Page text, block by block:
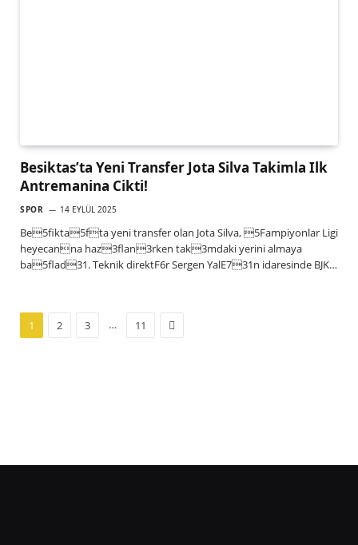
Besiktas’ta Yeni Transfer Jota Silva Takimla Ilk
Antremanina Cikti!
SPOR 14 EYLÜL 2025
Be5fikta5fta yeni transfer olan Jota Silva, 5Fampiyonlar Ligi
heyecanna haz3flan3rken tak3mdaki yerini almaya
ba5flad31. Teknik direktF6r Sergen YalE731n idaresinde BJK…
1 2 3 … 11 Next